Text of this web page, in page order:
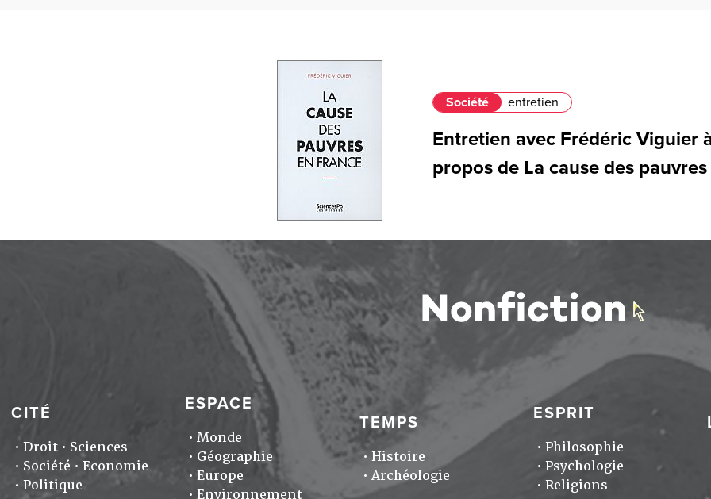
Société entretien
Entretien avec Frédéric Viguier
propos de La cause des pauvres
CITÉ
Droit
Sciences
Société
Economie
Politique
ESPACE
Monde
Géographie
Europe
Environnement
TEMPS
Histoire
Archéologie
ESPRIT
Philosophie
Psychologie
Religions